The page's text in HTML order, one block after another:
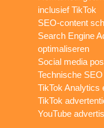
inclusief TikTok
SEO-content
Search Engine
optimaliseren
Social media
Technische
TikTok Analytics
TikTok
YouTube